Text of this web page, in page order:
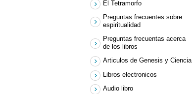
El Tetramorfo
Preguntas frecuentes sobre
espiritualidad
Preguntas frecuentas acerca
de los libros
Articulos de Genesis y Ciencia
Libros electronicos
Audio libro